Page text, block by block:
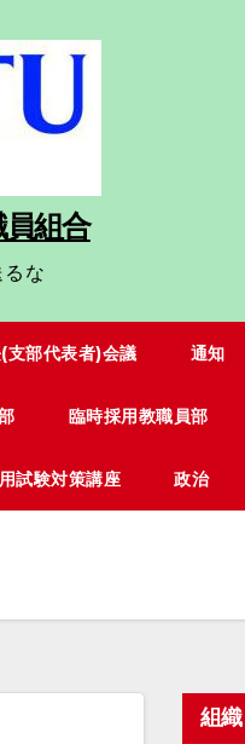
組合
な
支部代表者)会議 通知
臨時採用教職員部
試験対策講座 政治
組